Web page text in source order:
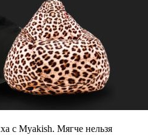
с Myakish. Мягче нельзя